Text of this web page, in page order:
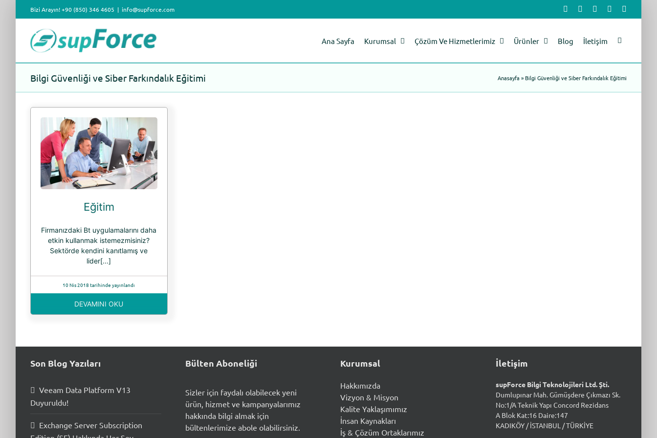
Bizi Arayın! +90 (850) 346 4605 | info@supforce.com Facebook LinkedInYouTube
Ana Sayfa Kurumsal Çözüm Ve Hizmetlerimiz Ürünler Blog İletişim
Bilgi Güvenliği ve Siber Farkındalık Eğitimi Anasayfa » Bilgi Güvenliği ve Siber Farkındalık Eğitimi
Eğitim
Firmanızdaki Bt uygulamalarını daha
etkin kullanmak istemezmisiniz?
Sektörde kendini kanıtlamış ve
lider[...]
10 Nis 2018 tarihinde yayınlandı
DEVAMINI OKU
Son Blog Yazıları
Veeam Data Platform V13
Duyuruldu!
Exchange Server Subscription
Bülten Aboneliği
Sizler için faydalı olabilecek yeni
ürün, hizmet ve kampanyalarımız
hakkında bilgi almak için
bültenlerimize abole olabilirsiniz.
Kurumsal
Hakkımızda
Vizyon & Misyon
Kalite Yaklaşımımız
İnsan Kaynakları
İş & Çözüm Ortaklarımız
İletişim
supForce Bilgi Teknolojileri Ltd. Şti.
Dumlupınar Mah. Gümüşdere Çıkmazı Sk.
No:1/A Teknik Yapı Concord Rezidans
A Blok Kat:16 Daire:147
KADIKÖY / İSTANBUL / TÜRKİYE